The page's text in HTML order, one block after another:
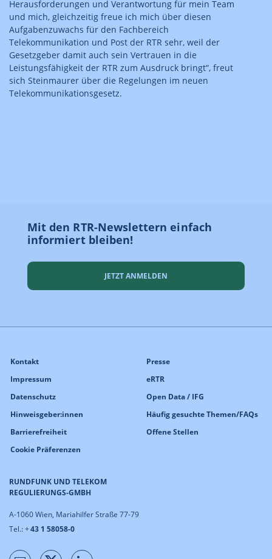
Herausforderungen und Verantwortung für mein Team
und mich, gleichzeitig freue ich mich über diesen
Aufgabenzuwachs für den Fachbereich
Telekommunikation und Post der RTR sehr, weil der
Gesetzgeber damit auch sein Vertrauen in die
Leistungsfähigkeit der RTR zum Ausdruck bringt“, freut
sich Steinmaurer über die Regelungen im neuen
Telekommunikationsgesetz.
Mit den RTR-Newslettern einfach
informiert bleiben!
JETZT ANMELDEN
RUNDFUNK UND TELEKOM
REGULIERUNGS-GMBH
A-1060 Wien, Mariahilfer Straße 77-79
Tel.: +43 1 58058-0
Kontakt
Impressum
Datenschutz
Hinweisgeber:innen
Barrierefreiheit
Cookie Präferenzen
Presse
eRTR
Open Data / IFG
Häufig gesuchte Themen/FAQs
Offene Stellen